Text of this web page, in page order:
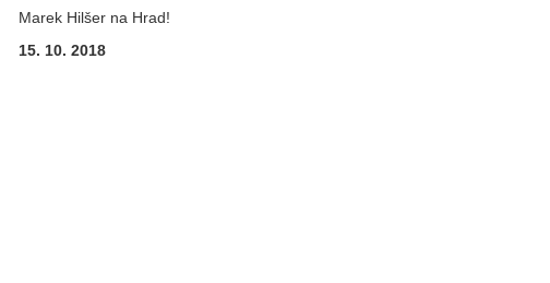
Marek Hilšer na Hrad!
15. 10. 2018